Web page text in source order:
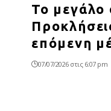
Το
επόμενη
07/07/2026 στις 6:07 pm